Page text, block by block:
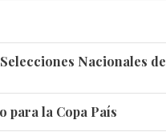
Nacionales de
para la Copa País